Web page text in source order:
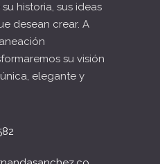
historia, sus ideas
desean crear. A
su visión
elegante y